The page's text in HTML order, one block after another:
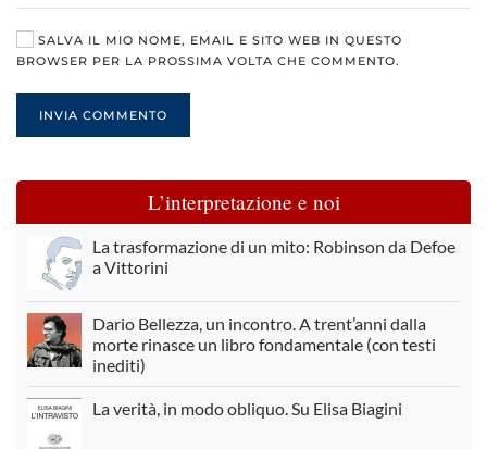
SALVA IL MIO NOME, EMAIL E SITO WEB IN QUESTO
BROWSER PER LA PROSSIMA VOLTA CHE COMMENTO.
INVIA COMMENTO
L’interpretazione e noi
La trasformazione di un mito: Robinson da Defoe
a Vittorini
Dario Bellezza, un incontro. A trent’anni dalla
morte rinasce un libro fondamentale (con testi
inediti)
La verità, in modo obliquo. Su Elisa Biagini